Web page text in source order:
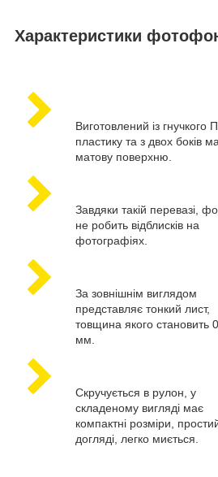
Характеристики
Виготовлений із гнучкого
пластику та з двох боків
матову поверхню.
Завдяки такій перевазі,
не робить відблисків на
фотографіях.
За зовнішнім виглядом
представляє тонкий лист,
товщина якого становить
мм.
Скручується в рулон, у
складеному вигляді має
компактні розміри,
догляді, легко миється.